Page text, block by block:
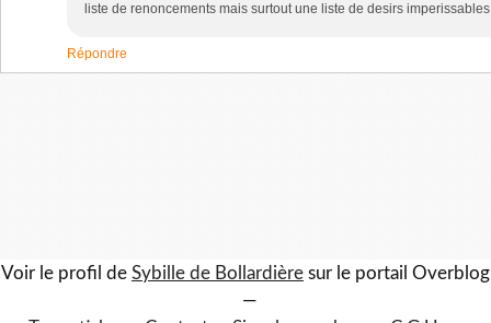
liste de renoncements mais surtout une liste de desirs
Répondre
Voir le profil de Sybille de Bollardière sur le portail Overblog